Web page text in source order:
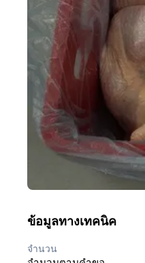
ข้อมูลทางเทคนิค
จำนวน